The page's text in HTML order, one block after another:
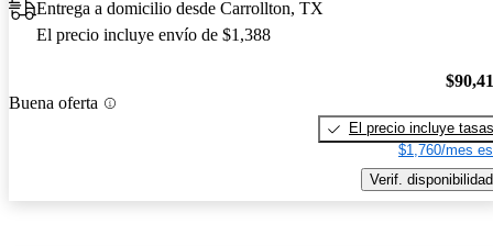
Entrega a domicilio desde Carrollton, TX
El precio incluye envío de $1,388
Buena oferta
El precio incluye tasas
$1,760/mes
Verif. disponibilidad